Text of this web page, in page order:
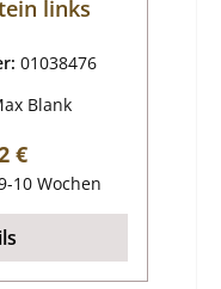
links
01038476
Blank
Preis:
€
10 Wochen